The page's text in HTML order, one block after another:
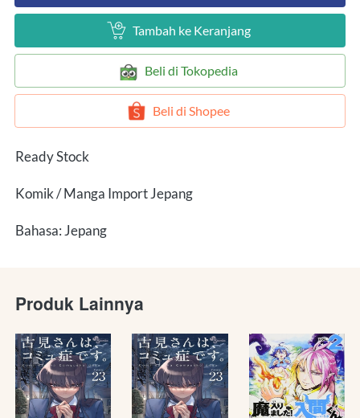
` Tambah ke Keranjang
` Beli di Tokopedia
` Beli di Shopee
Ready Stock
Komik / Manga Import Jepang
Bahasa: Jepang
Produk Lainnya